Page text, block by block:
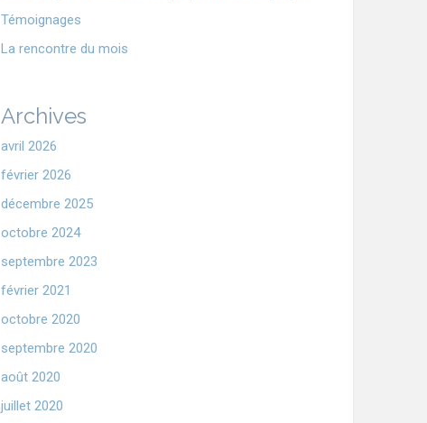
Témoignages
La rencontre du mois
Archives
avril 2026
février 2026
décembre 2025
octobre 2024
septembre 2023
février 2021
octobre 2020
septembre 2020
août 2020
juillet 2020